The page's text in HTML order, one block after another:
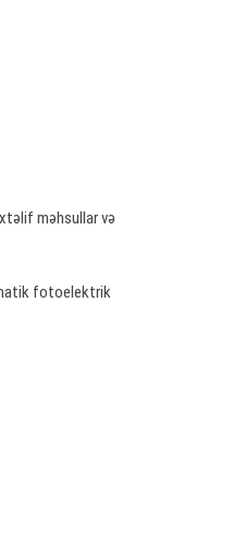
məhsullar və
fotoelektrik